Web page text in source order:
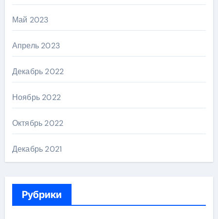
Май 2023
Апрель 2023
Декабрь 2022
Ноябрь 2022
Октябрь 2022
Декабрь 2021
Рубрики